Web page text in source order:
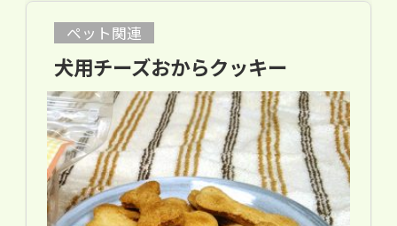
ペット関連
犬用チーズおからクッキー